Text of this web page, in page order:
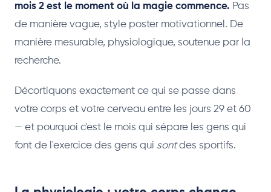
mois 2 est le moment où la magie commence. Pas
de manière vague, style poster motivationnel. De
manière mesurable, physiologique, soutenue par la
recherche.
Décortiquons exactement ce qui se passe dans
votre corps et votre cerveau entre les jours 29 et 60
— et pourquoi c'est le mois qui sépare les gens qui
font de l'exercice des gens qui sontdes sportifs.